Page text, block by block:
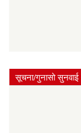
सूचना/गुनासो सुनवाई